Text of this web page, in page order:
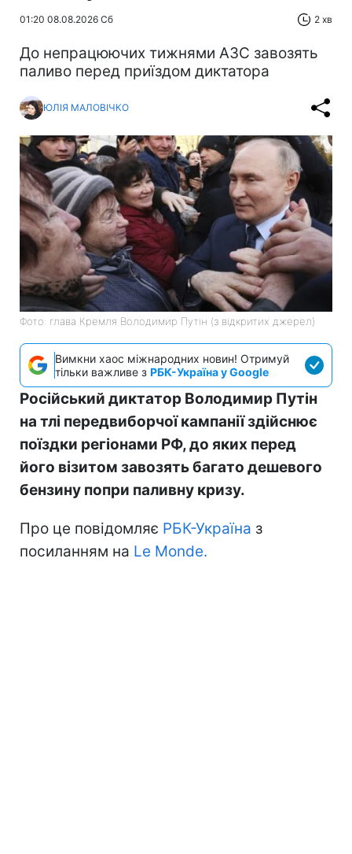
01:20 08.08.2026 Сб 2 хв
До непрацюючих тижнями АЗС завозять
паливо перед приїздом диктатора
ЮЛІЯ МАЛОВІЧКО
Фото: глава Кремля Володимир Путін (з відкритих джерел)
Вимкни хаос міжнародних новин! Отримуй
тільки важливе з РБК-Україна у Google
Російський диктатор Володимир Путін
на тлі передвиборчої кампанії здійснює
поїздки регіонами РФ, до яких перед
його візитом завозять багато дешевого
бензину попри паливну кризу.
Про це повідомляє РБК-Україна з
посиланням на Le Monde.